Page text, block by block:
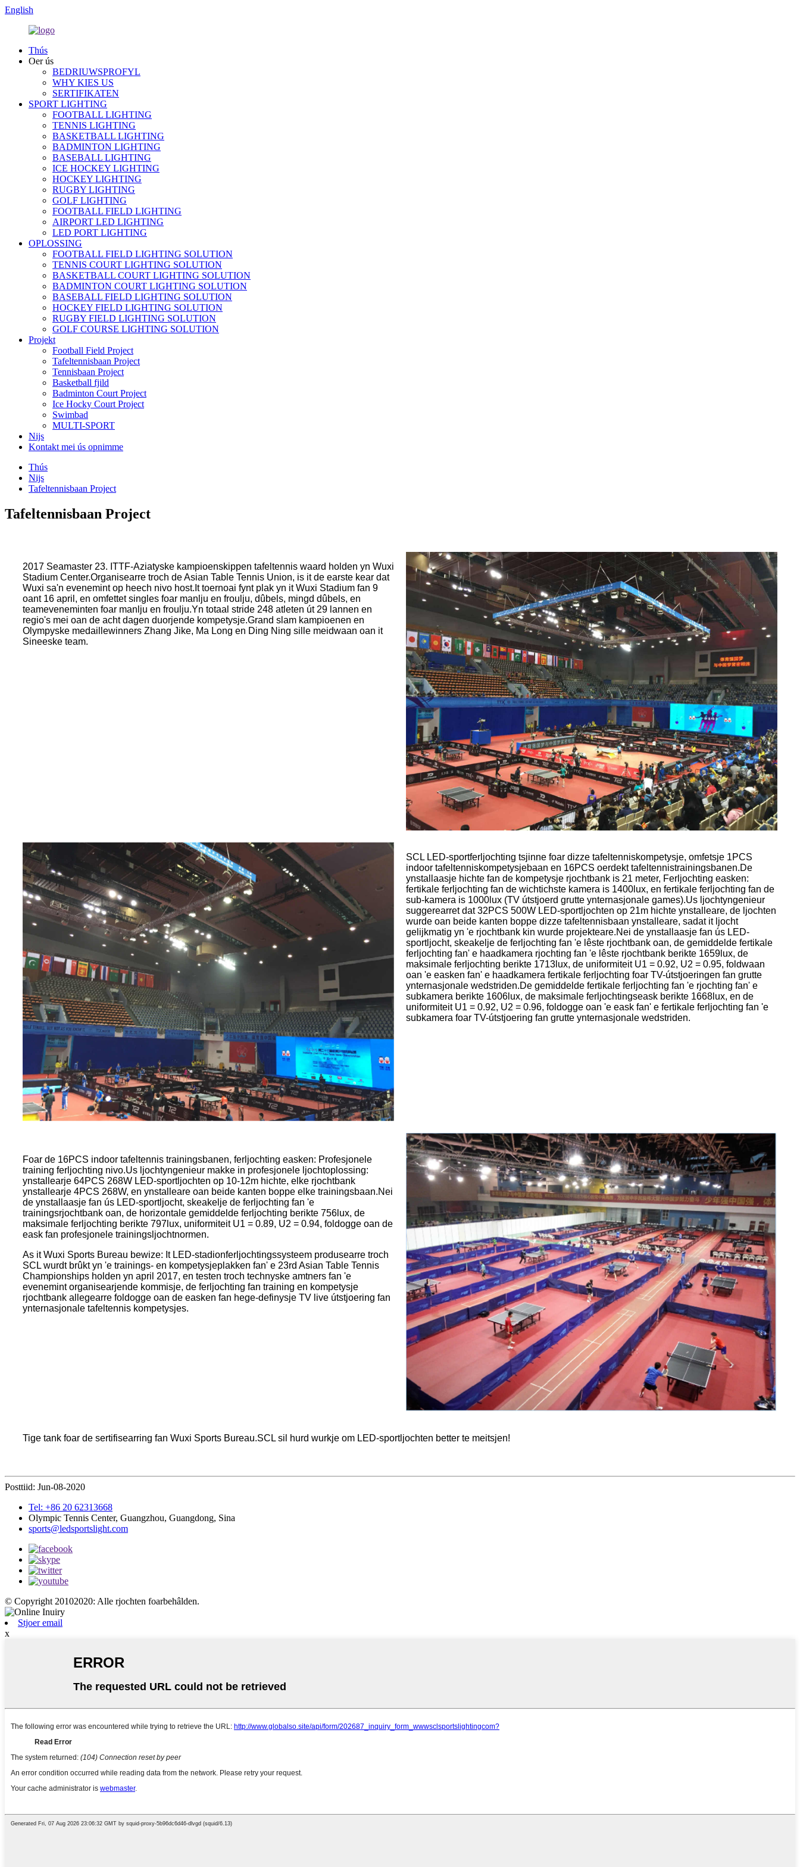
English
Thús
Oer ús
BEDRIUWSPROFYL
WHY KIES US
SERTIFIKATEN
SPORT LIGHTING
FOOTBALL LIGHTING
TENNIS LIGHTING
BASKETBALL LIGHTING
BADMINTON LIGHTING
BASEBALL LIGHTING
ICE HOCKEY LIGHTING
HOCKEY LIGHTING
RUGBY LIGHTING
GOLF LIGHTING
FOOTBALL FIELD LIGHTING
AIRPORT LED LIGHTING
LED PORT LIGHTING
OPLOSSING
FOOTBALL FIELD LIGHTING SOLUTION
TENNIS COURT LIGHTING SOLUTION
BASKETBALL COURT LIGHTING SOLUTION
BADMINTON COURT LIGHTING SOLUTION
BASEBALL FIELD LIGHTING SOLUTION
HOCKEY FIELD LIGHTING SOLUTION
RUGBY FIELD LIGHTING SOLUTION
GOLF COURSE LIGHTING SOLUTION
Projekt
Football Field Project
Tafeltennisbaan Project
Tennisbaan Project
Basketball fjild
Badminton Court Project
Ice Hocky Court Project
Swimbad
MULTI-SPORT
Nijs
Kontakt mei ús opnimme
Thús
Nijs
Tafeltennisbaan Project
Tafeltennisbaan Project
2017 Seamaster 23. ITTF-Aziatyske kampioenskippen tafeltennis waard holden yn Wuxi
Stadium Center.Organisearre troch de Asian Table Tennis Union, is it de earste kear dat
Wuxi sa'n evenemint op heech nivo host.It toernoai fynt plak yn it Wuxi Stadium fan 9
oant 16 april, en omfettet singles foar manlju en froulju, dûbels, mingd dûbels, en
teameveneminten foar manlju en froulju.Yn totaal stride 248 atleten út 29 lannen en
regio's mei oan de acht dagen duorjende kompetysje.Grand slam kampioenen en
Olympyske medaillewinners Zhang Jike, Ma Long en Ding Ning sille meidwaan oan it
Sineeske team.
SCL LED-sportferljochting tsjinne foar dizze tafeltenniskompetysje, omfetsje 1PCS
indoor tafeltenniskompetysjebaan en 16PCS oerdekt tafeltennistrainingsbanen.De
ynstallaasje hichte fan de kompetysje rjochtbank is 21 meter, Ferljochting easken:
fertikale ferljochting fan de wichtichste kamera is 1400lux, en fertikale ferljochting fan de
sub-kamera is 1000lux (TV útstjoerd grutte ynternasjonale games).Us ljochtyngenieur
suggerearret dat 32PCS 500W LED-sportljochten op 21m hichte ynstalleare, de ljochten
wurde oan beide kanten boppe dizze tafeltennisbaan ynstalleare, sadat it ljocht
gelijkmatig yn 'e rjochtbank kin wurde projekteare.Nei de ynstallaasje fan ús LED-
sportljocht, skeakelje de ferljochting fan 'e lêste rjochtbank oan, de gemiddelde fertikale
ferljochting fan' e haadkamera rjochting fan 'e lêste rjochtbank berikte 1659lux, de
maksimale ferljochting berikte 1713lux, de uniformiteit U1 = 0.92, U2 = 0.95, foldwaan
oan 'e easken fan' e haadkamera fertikale ferljochting foar TV-útstjoeringen fan grutte
ynternasjonale wedstriden.De gemiddelde fertikale ferljochting fan 'e rjochting fan' e
subkamera berikte 1606lux, de maksimale ferljochtingseask berikte 1668lux, en de
uniformiteit U1 = 0.92, U2 = 0.96, foldogge oan 'e eask fan' e fertikale ferljochting fan 'e
subkamera foar TV-útstjoering fan grutte ynternasjonale wedstriden.
Foar de 16PCS indoor tafeltennis trainingsbanen, ferljochting easken: Profesjonele
training ferljochting nivo.Us ljochtyngenieur makke in profesjonele ljochtoplossing:
ynstallearje 64PCS 268W LED-sportljochten op 10-12m hichte, elke rjochtbank
ynstallearje 4PCS 268W, en ynstalleare oan beide kanten boppe elke trainingsbaan.Nei
de ynstallaasje fan ús LED-sportljocht, skeakelje de ferljochting fan 'e
trainingsrjochtbank oan, de horizontale gemiddelde ferljochting berikte 756lux, de
maksimale ferljochting berikte 797lux, uniformiteit U1 = 0.89, U2 = 0.94, foldogge oan de
eask fan profesjonele trainingsljochtnormen.
As it Wuxi Sports Bureau bewize: It LED-stadionferljochtingssysteem produsearre troch
SCL wurdt brûkt yn 'e trainings- en kompetysjeplakken fan' e 23rd Asian Table Tennis
Championships holden yn april 2017, en testen troch technyske amtners fan 'e
evenemint organisearjende kommisje, de ferljochting fan training en kompetysje
rjochtbank allegearre foldogge oan de easken fan hege-definysje TV live útstjoering fan
ynternasjonale tafeltennis kompetysjes.
Tige tank foar de sertifisearring fan Wuxi Sports Bureau.SCL sil hurd wurkje om LED-sportljochten better te meitsjen!
Posttiid: Jun-08-2020
Tel: +86 20 62313668
Olympic Tennis Center, Guangzhou, Guangdong, Sina
sports@ledsportslight.com
© Copyright 20102020: Alle rjochten foarbehâlden.
Stjoer email
x